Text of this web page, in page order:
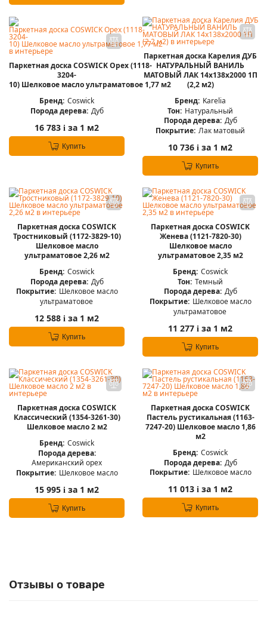
Паркетная доска COSWICK Орех (1118-
3204-
10) Шелковое масло ультраматовое 1,77 м2
Бренд: Coswick
Порода дерева: Дуб
16 783 i за 1 м2
Купить
Паркетная доска Карелия ДУБ
НАТУРАЛЬНЫЙ ВАНИЛЬ
МАТОВЫЙ ЛАК 14x138x2000 1П
(2,2 м2)
Бренд: Karelia
Тон: Натуральный
Порода дерева: Дуб
Покрытие: Лак матовый
10 736 i за 1 м2
Купить
Паркетная доска COSWICK
Тростниковый (1172-3829-10)
Шелковое масло
ультраматовое 2,26 м2
Бренд: Coswick
Порода дерева: Дуб
Покрытие: Шелковое масло
ультраматовое
12 588 i за 1 м2
Купить
Паркетная доска COSWICK
Женева (1121-7820-30)
Шелковое масло
ультраматовое 2,35 м2
Бренд: Coswick
Тон: Темный
Порода дерева: Дуб
Покрытие: Шелковое масло
ультраматовое
11 277 i за 1 м2
Купить
Паркетная доска COSWICK
Классический (1354-3261-30)
Шелковое масло 2 м2
Бренд: Coswick
Порода дерева:
Американский орех
Покрытие: Шелковое масло
15 995 i за 1 м2
Купить
Паркетная доска COSWICK
Пастель рустикальная (1163-
7247-20) Шелковое масло 1,86
м2
Бренд: Coswick
Порода дерева: Дуб
Покрытие: Шелковое масло
11 013 i за 1 м2
Купить
Отзывы о товаре